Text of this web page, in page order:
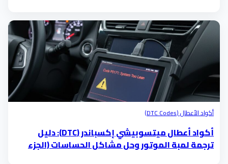
أكواد الأعطال (DTC Codes)
أكواد أعطال ميتسوبيشي إكسباندر (DTC): دليل
ترجمة لمبة الموتور وحل مشاكل الحساسات (الجزء